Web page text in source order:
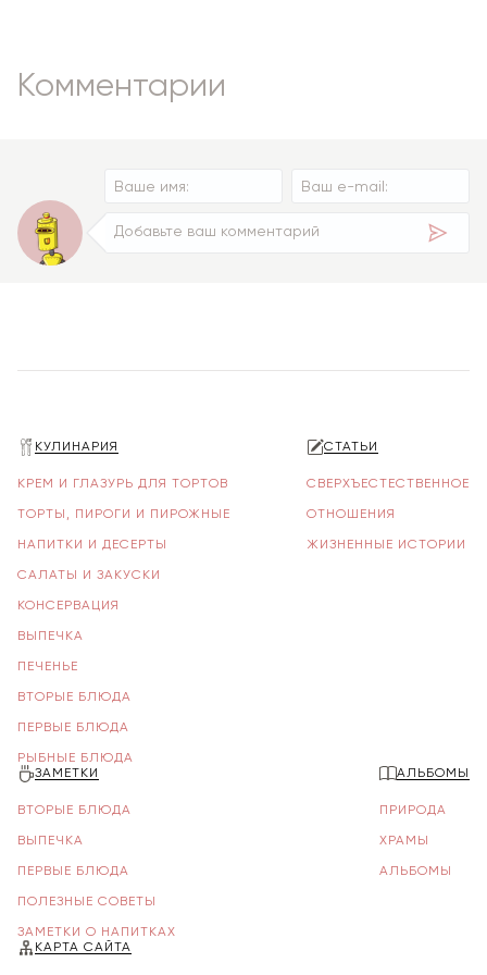
Комментарии
КУЛИНАРИЯ
КРЕМ И ГЛАЗУРЬ ДЛЯ ТОРТОВ
ТОРТЫ, ПИРОГИ И ПИРОЖНЫЕ
НАПИТКИ И ДЕСЕРТЫ
САЛАТЫ И ЗАКУСКИ
КОНСЕРВАЦИЯ
ВЫПЕЧКА
ПЕЧЕНЬЕ
ВТОРЫЕ БЛЮДА
ПЕРВЫЕ БЛЮДА
РЫБНЫЕ БЛЮДА
СТАТЬИ
СВЕРХЪЕСТЕСТВЕННОЕ
ОТНОШЕНИЯ
ЖИЗНЕННЫЕ ИСТОРИИ
ЗАМЕТКИ
ВТОРЫЕ БЛЮДА
ВЫПЕЧКА
ПЕРВЫЕ БЛЮДА
ПОЛЕЗНЫЕ СОВЕТЫ
ЗАМЕТКИ О НАПИТКАХ
АЛЬБОМЫ
ПРИРОДА
ХРАМЫ
АЛЬБОМЫ
КАРТА САЙТА